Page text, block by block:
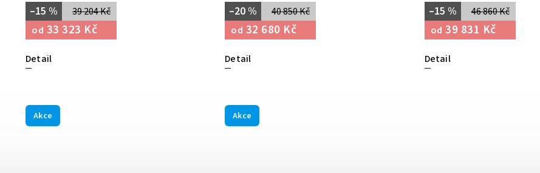
39 204 Kč
–15 %
od 33 323 Kč
Detail
40 850 Kč
–20 %
od 32 680 Kč
Detail
46 860 Kč
–15 %
od 39 831 Kč
Detail
Akce Akce